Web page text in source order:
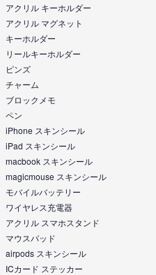
アクリル キーホルダー
アクリル マグネット
キーホルダー
リールキーホルダー
ピンズ
チャーム
ブロックメモ
ペン
iPhone スキンシール
iPad スキンシール
macbook スキンシール
magicmouse スキンシール
モバイルバッテリー
ワイヤレス充電器
アクリル スマホスタンド
マウスパッド
airpods スキンシール
ICカード ステッカー